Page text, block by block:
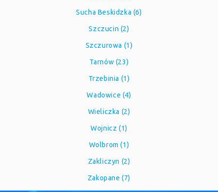
Sucha Beskidzka (6)
Szczucin (2)
Szczurowa (1)
Tarnów (23)
Trzebinia (1)
Wadowice (4)
Wieliczka (2)
Wojnicz (1)
Wolbrom (1)
Zakliczyn (2)
Zakopane (7)